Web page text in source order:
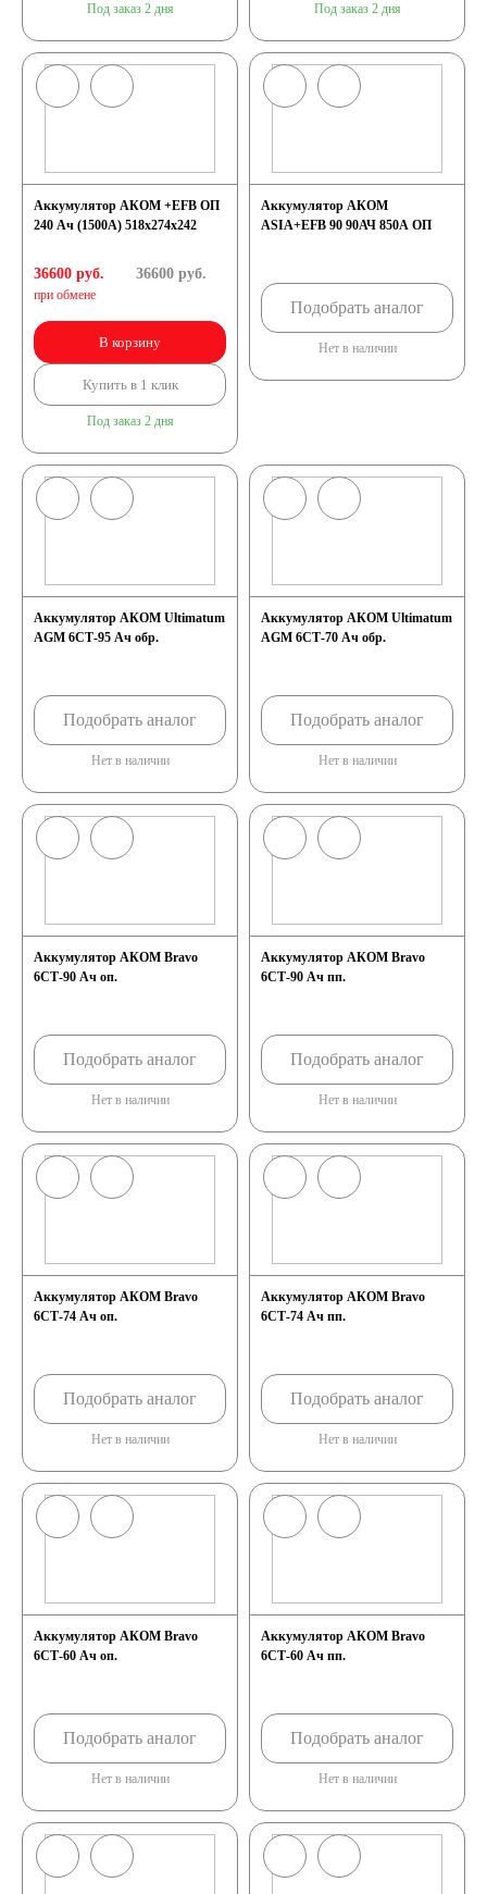
Под заказ 2 дня Под заказ 2 дня
Аккумулятор АКОМ +EFB ОП
240 Ач (1500А) 518х274х242
36600 руб.
при обмене
36600руб.
В корзину
Купить в 1 клик
Под заказ 2 дня
Аккумулятор АКОМ
ASIA+EFB 90 90АЧ 850A ОП
Подобрать аналог
Нет в наличии
Аккумулятор АКОМ Ultimatum
AGM 6СТ-95 Ач обр.
Подобрать аналог
Нет в наличии
Аккумулятор АКОМ Ultimatum
AGM 6СТ-70 Ач обр.
Подобрать аналог
Нет в наличии
Аккумулятор АКОМ Bravo
6СТ-90 Ач оп.
Подобрать аналог
Нет в наличии
Аккумулятор АКОМ Bravo
6СТ-90 Ач пп.
Подобрать аналог
Нет в наличии
Аккумулятор АКОМ Bravo
6СТ-74 Ач оп.
Подобрать аналог
Нет в наличии
Аккумулятор АКОМ Bravo
6СТ-74 Ач пп.
Подобрать аналог
Нет в наличии
Аккумулятор АКОМ Bravo
6СТ-60 Ач оп.
Подобрать аналог
Нет в наличии
Аккумулятор АКОМ Bravo
6СТ-60 Ач пп.
Подобрать аналог
Нет в наличии